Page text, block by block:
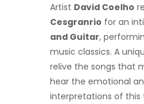
Artist David Coelho
Cesgranrio for an
and Guitar,
music classics. A
relive the songs that
hear the emotional
interpretations of this